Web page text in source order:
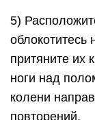
5)
облокотитесь
притяните их
ноги над
колени
повторений.